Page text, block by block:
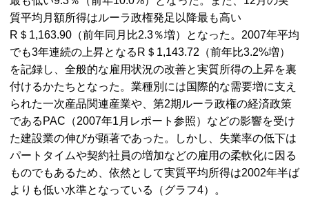
質平均月額所得はルーラ政権発足以降最も高い
R＄1,163.90（前年同月比2.3％増）となった。2007年平均
でも3年連続の上昇となるR＄1,143.72（前年比3.2%増）
を記録し、全般的な雇用状況の改善と実質所得の上昇を裏
付けるかたちとなった。業種別には国際的な需要増に支え
られた一次産品関連産業や、第2期ルーラ政権の経済政策
であるPAC（2007年1月レポート参照）などの影響を受け
た建設業の伸びが顕著であった。しかし、失業率の低下は
パートタイムや契約社員の増加などの雇用の柔軟化に因る
ものでもあるため、依然として実質平均所得は2002年半ば
よりも低い水準となっている（グラフ4）。